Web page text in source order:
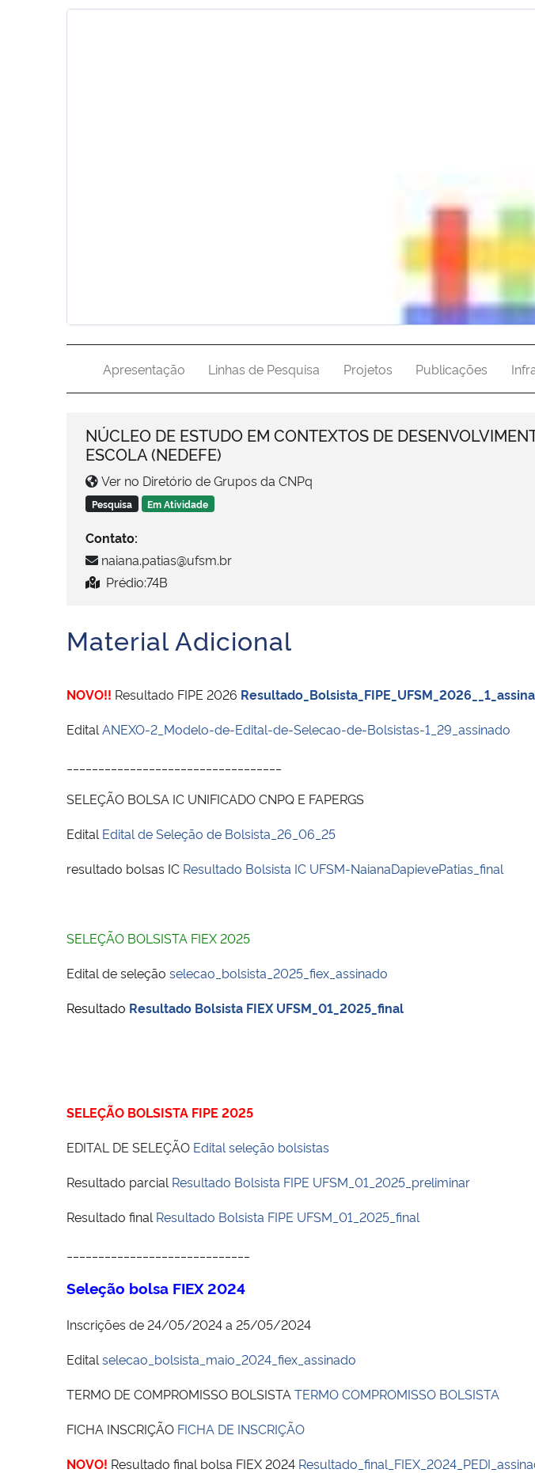
Apresentação Linhas de Pesquisa Projetos Publicações
NÚCLEO DE ESTUDO EM CONTEXTOS DE
ESCOLA (NEDEFE)
Ver no Diretório de Grupos da CNPq
Pesquisa Em Atividade
Contato:
naiana.patias@ufsm.br
Prédio:74B
Material Adicional
NOVO!! Resultado FIPE 2026
Edital ANEXO-2_Modelo-de-Edital-de-Selecao-de-Bolsistas-1_29_assinado
SELEÇÃO BOLSA IC UNIFICADO CNPQ E FAPERGS
Edital Edital de Seleção de Bolsista_26_06_25
resultado bolsas IC Resultado Bolsista IC UFSM-NaianaDapievePatias_final
SELEÇÃO BOLSISTA FIEX 2025
Edital de seleção selecao_bolsista_2025_fiex_assinado
Resultado Resultado Bolsista FIEX UFSM_01_2025_final
SELEÇÃO BOLSISTA FIPE 2025
EDITAL DE SELEÇÃO Edital seleção bolsistas
Resultado parcial Resultado Bolsista FIPE UFSM_01_2025_preliminar
Resultado final Resultado Bolsista FIPE UFSM_01_2025_final
Seleção bolsa FIEX 2024
Inscrições de 24/05/2024 a 25/05/2024
Edital selecao_bolsista_maio_2024_fiex_assinado
TERMO DE COMPROMISSO BOLSISTA TERMO COMPROMISSO BOLSISTA
FICHA INSCRIÇÃO FICHA DE INSCRIÇÃO
NOVO! Resultado final bolsa FIEX 2024